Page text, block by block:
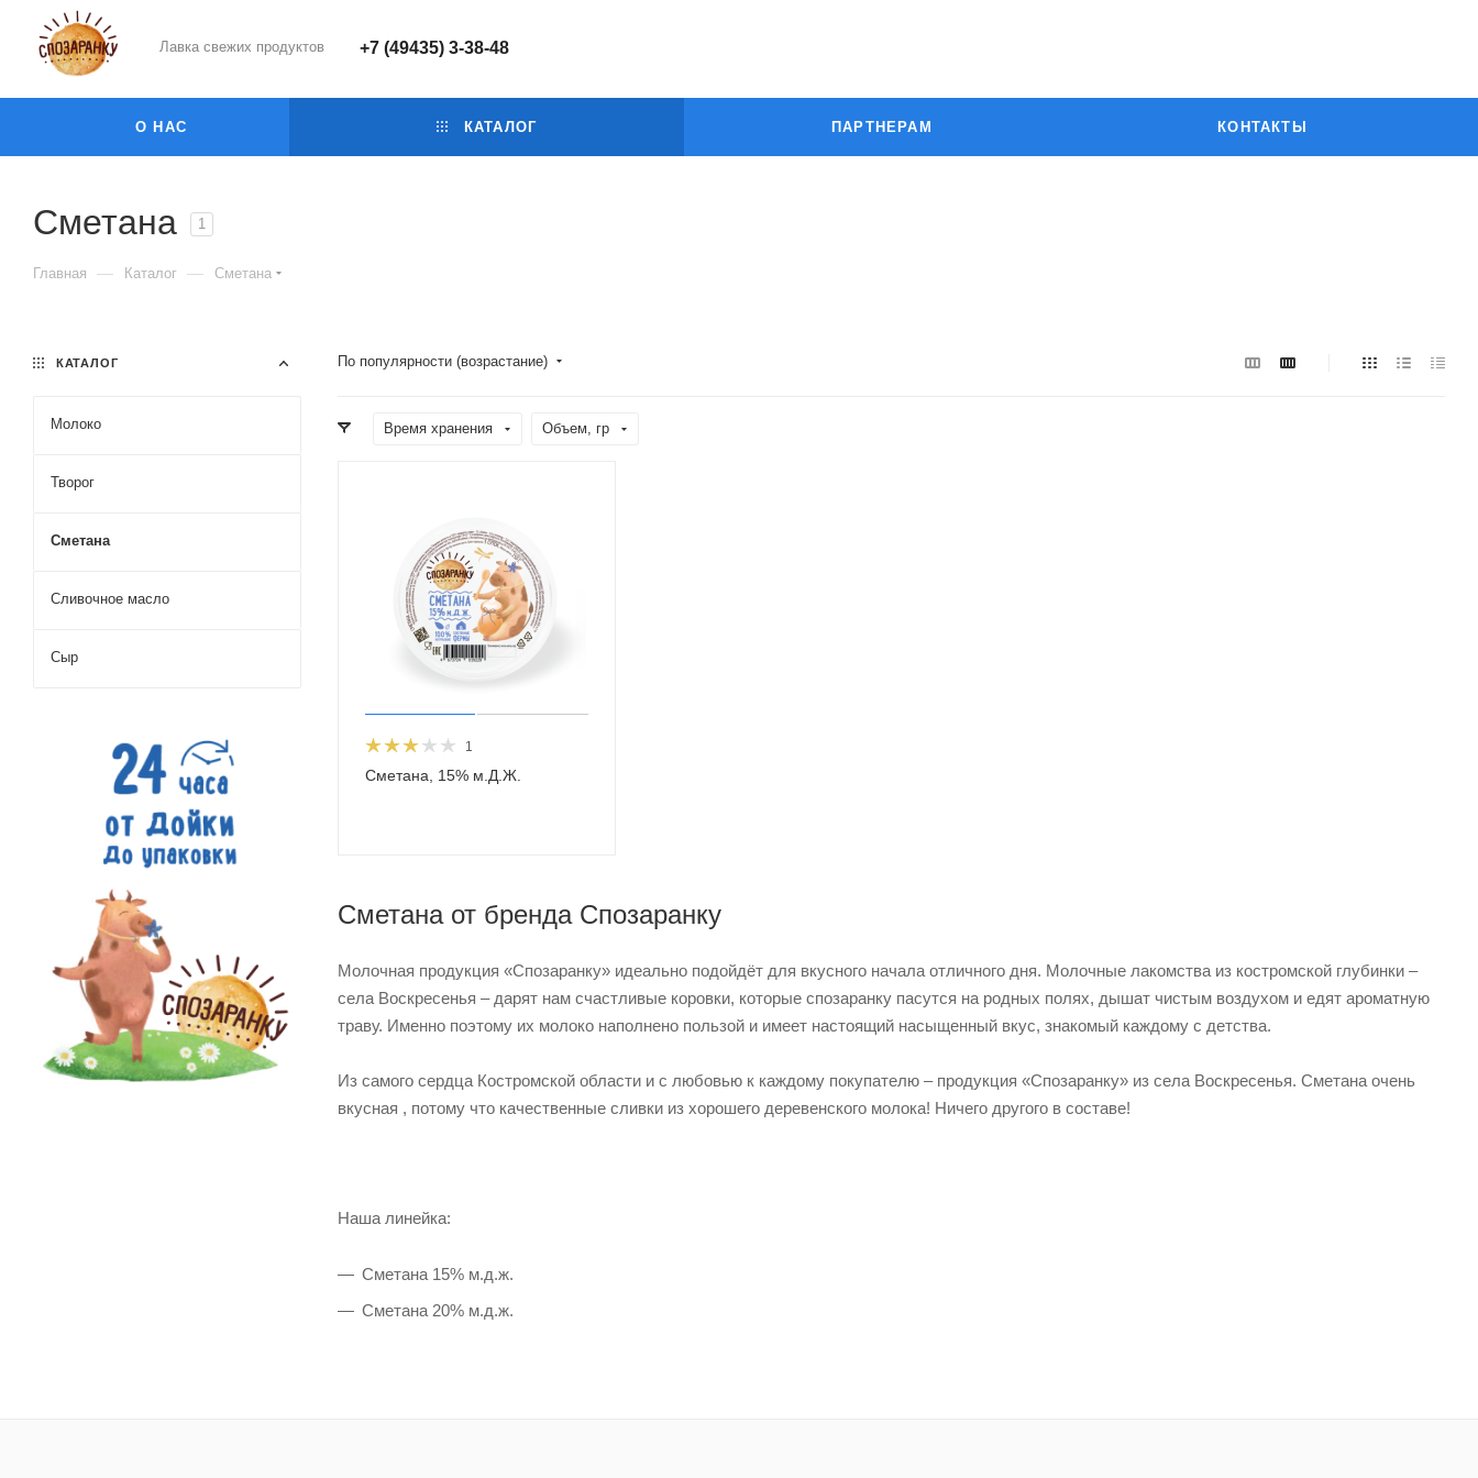
Лавка свежих продуктов +7 (49435) 3-38-48
О НАС КАТАЛОГ ПАРТНЕРАМ КОНТАКТЫ
Сметана 1
Главная — Каталог — Сметана
По популярности (возрастание)
Время хранения Объем, гр
1
Сметана, 15% м.Д.Ж.
Сметана от бренда Спозаранку
Молочная продукция «Спозаранку» идеально подойдёт для вкусного начала отличного дня. Молочные лакомства из костромской глубинки –
села Воскресенья – дарят нам счастливые коровки, которые спозаранку пасутся на родных полях, дышат чистым воздухом и едят ароматную
траву. Именно поэтому их молоко наполнено пользой и имеет настоящий насыщенный вкус, знакомый каждому с детства.
Из самого сердца Костромской области и с любовью к каждому покупателю – продукция «Спозаранку» из села Воскресенья. Сметана очень
вкусная , потому что качественные сливки из хорошего деревенского молока! Ничего другого в составе!
Наша линейка:
Сметана 15% м.д.ж.
Сметана 20% м.д.ж.
КАТАЛОГ
Молоко
Творог
Сметана
Сливочное масло
Сыр